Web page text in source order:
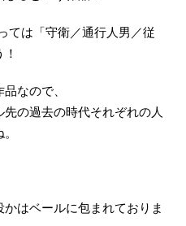
ては「守衛／通行人男／従
なので、
の過去の時代それぞれの人
はベールに包まれておりま